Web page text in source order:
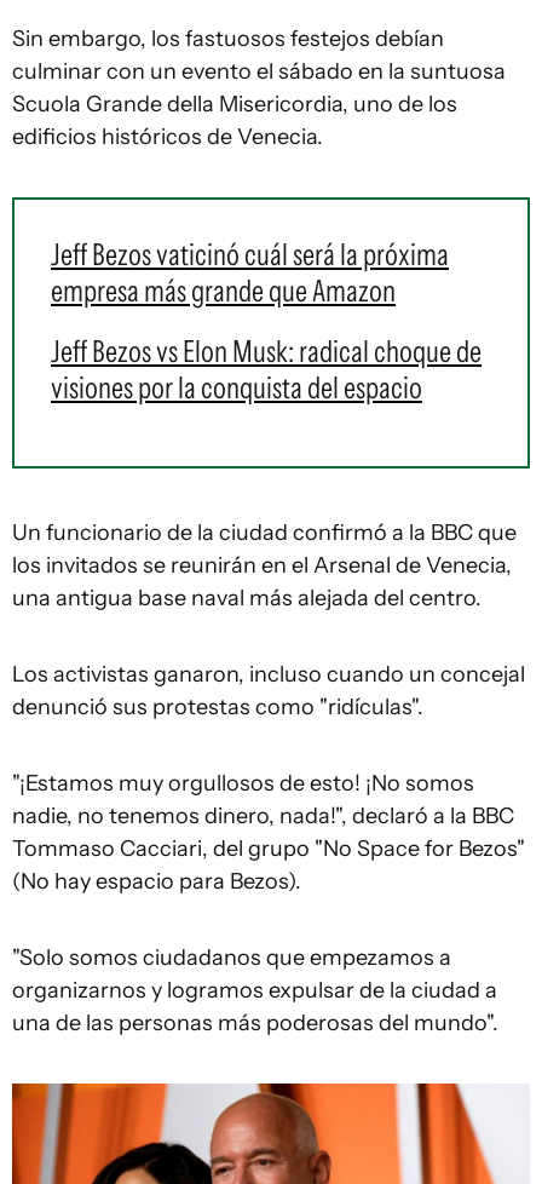
Sin embargo, los fastuosos festejos debían
culminar con un evento el sábado en la suntuosa
Scuola Grande della Misericordia, uno de los
edificios históricos de Venecia.
Jeff Bezos vaticinó cuál será la próxima
empresa más grande que Amazon
Jeff Bezos vs Elon Musk: radical choque de
visiones por la conquista del espacio
Un funcionario de la ciudad confirmó a la BBC que
los invitados se reunirán en el Arsenal de Venecia,
una antigua base naval más alejada del centro.
Los activistas ganaron, incluso cuando un concejal
denunció sus protestas como "ridículas".
"¡Estamos muy orgullosos de esto! ¡No somos
nadie, no tenemos dinero, nada!", declaró a la BBC
Tommaso Cacciari, del grupo "No Space for Bezos"
(No hay espacio para Bezos).
"Solo somos ciudadanos que empezamos a
organizarnos y logramos expulsar de la ciudad a
una de las personas más poderosas del mundo".